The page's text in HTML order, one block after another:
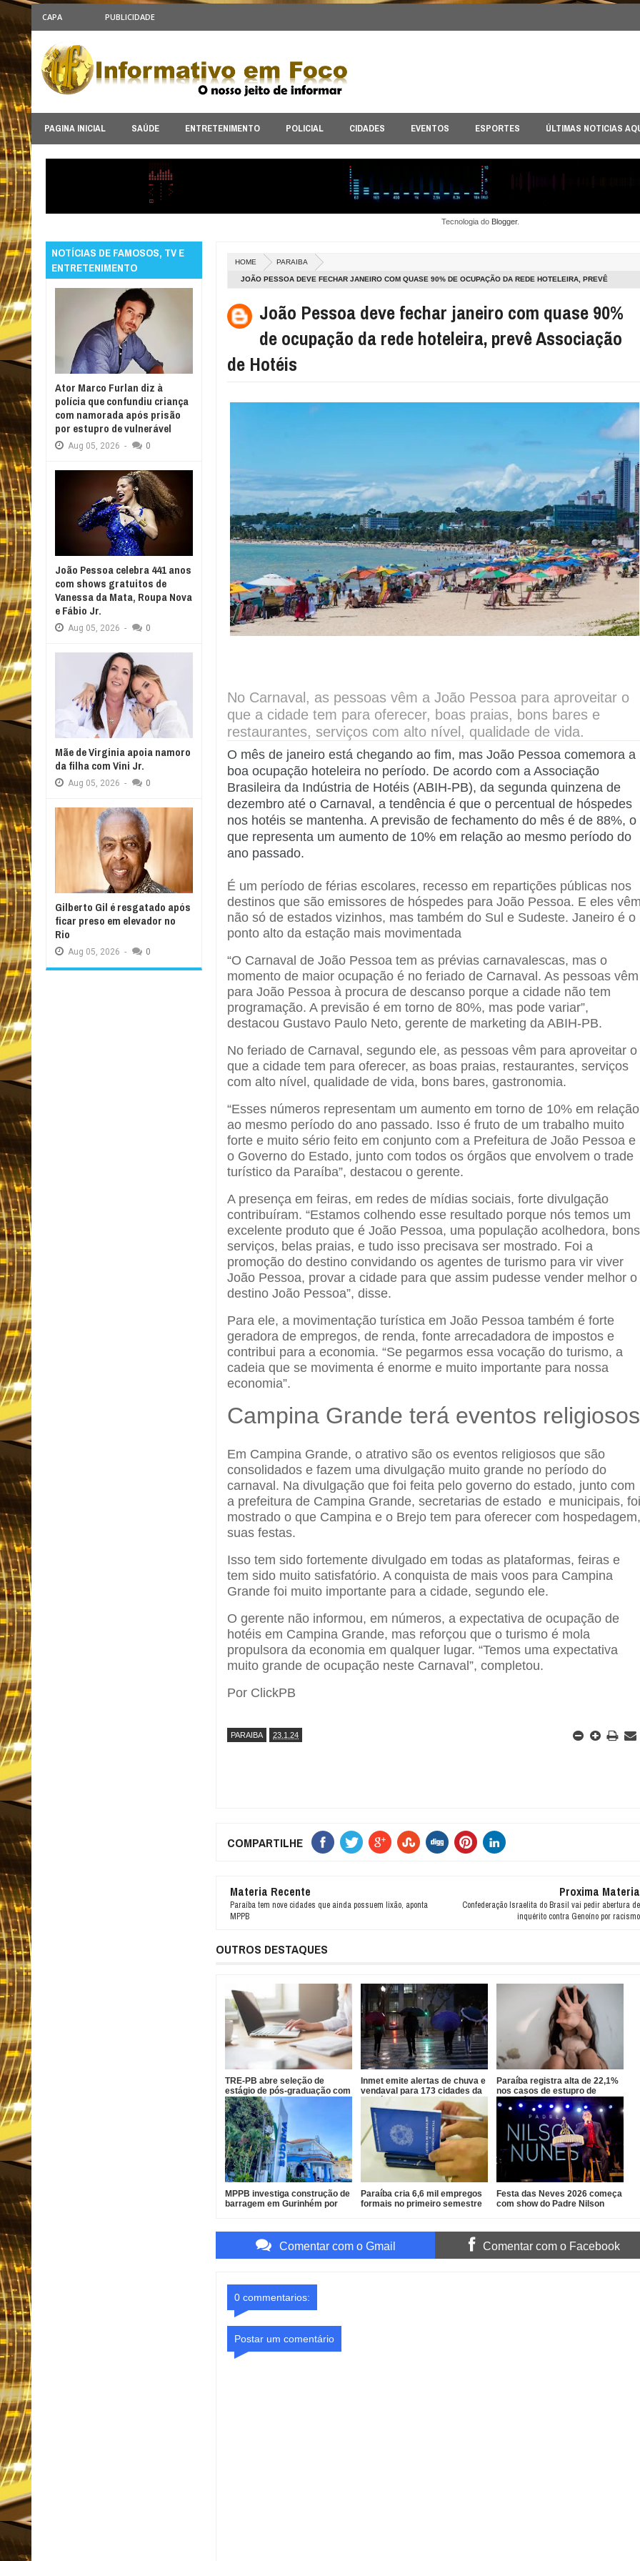
CAPA PUBLICIDADE
PAGINA INICIAL SAÚDE ENTRETENIMENTO POLICIAL CIDADES EVENTOS ESPORTES ÚLTIMAS NOTICIAS
Tecnologia do Blogger.
HOME PARAIBA
JOÃO PESSOA DEVE FECHAR JANEIRO COM QUASE 90% DE OCUPAÇÃO DA REDE HOTELEIRA, PREVÊ
João Pessoa deve fechar janeiro com quase 90%
de ocupação da rede hoteleira, prevê Associação
de Hotéis
No Carnaval, as pessoas vêm a João Pessoa para aproveitar o
que a cidade tem para oferecer, boas praias, bons bares e
restaurantes, serviços com alto nível, qualidade de vida.
O mês de janeiro está chegando ao fim, mas João Pessoa comemora a
boa ocupação hoteleira no período. De acordo com a Associação
Brasileira da Indústria de Hotéis (ABIH-PB), da segunda quinzena de
dezembro até o Carnaval, a tendência é que o percentual de hóspedes
nos hotéis se mantenha. A previsão de fechamento do mês é de 88%, o
que representa um aumento de 10% em relação ao mesmo período do
ano passado.
É um período de férias escolares, recesso em repartições públicas nos
destinos que são emissores de hóspedes para João Pessoa. E eles
não só de estados vizinhos, mas também do Sul e Sudeste. Janeiro é o
ponto alto da estação mais movimentada
“O Carnaval de João Pessoa tem as prévias carnavalescas, mas o
momento de maior ocupação é no feriado de Carnaval. As pessoas vêm
para João Pessoa à procura de descanso porque a cidade não tem
programação. A previsão é em torno de 80%, mas pode variar”,
destacou Gustavo Paulo Neto, gerente de marketing da ABIH-PB.
No feriado de Carnaval, segundo ele, as pessoas vêm para aproveitar o
que a cidade tem para oferecer, as boas praias, restaurantes, serviços
com alto nível, qualidade de vida, bons bares, gastronomia.
“Esses números representam um aumento em torno de 10% em relação
ao mesmo período do ano passado. Isso é fruto de um trabalho muito
forte e muito sério feito em conjunto com a Prefeitura de João Pessoa e
o Governo do Estado, junto com todos os órgãos que envolvem o trade
turístico da Paraíba”, destacou o gerente.
A presença em feiras, em redes de mídias sociais, forte divulgação
contribuíram. “Estamos colhendo esse resultado porque nós temos um
excelente produto que é João Pessoa, uma população acolhedora, bons
serviços, belas praias, e tudo isso precisava ser mostrado. Foi a
promoção do destino convidando os agentes de turismo para vir viver
João Pessoa, provar a cidade para que assim pudesse vender melhor o
destino João Pessoa”, disse.
Para ele, a movimentação turística em João Pessoa também é forte
geradora de empregos, de renda, fonte arrecadadora de impostos e
contribui para a economia. “Se pegarmos essa vocação do turismo, a
cadeia que se movimenta é enorme e muito importante para nossa
economia”.
Campina Grande terá eventos religiosos
Em Campina Grande, o atrativo são os eventos religiosos que são
consolidados e fazem uma divulgação muito grande no período do
carnaval. Na divulgação que foi feita pelo governo do estado, junto com
a prefeitura de Campina Grande, secretarias de estado e municipais,
mostrado o que Campina e o Brejo tem para oferecer com
suas festas.
Isso tem sido fortemente divulgado em todas as plataformas, feiras e
tem sido muito satisfatório. A conquista de mais voos para Campina
Grande foi muito importante para a cidade, segundo ele.
O gerente não informou, em números, a expectativa de ocupação de
hotéis em Campina Grande, mas reforçou que o turismo é mola
propulsora da economia em qualquer lugar. “Temos uma expectativa
muito grande de ocupação neste Carnaval”, completou.
Por ClickPB
PARAIBA 23.1.24
COMPARTILHE
Materia Recente
Paraíba tem nove cidades que ainda possuem lixão, aponta
MPPB
Proxima Materia
Confederação Israelita do Brasil vai pedir abertura de
inquérito contra Genoíno por racismo
OUTROS DESTAQUES
TRE-PB abre seleção de
estágio de pós-graduação com
bolsa de R$ 1,8 mil
Inmet emite alertas de chuva e
vendaval para 173 cidades da
Paraíba registra alta de 22,1%
nos casos de estupro de
vulnerável
MPPB investiga construção de
barragem em Gurinhém por
Paraíba cria 6,6 mil empregos
formais no primeiro semestre
Festa das Neves 2026 começa
com show do Padre Nilson
Comentar com o Gmail Comentar com o Facebook
0 commentarios:
Postar um comentário
NOTÍCIAS DE FAMOSOS, TV E
ENTRETENIMENTO
Ator Marco Furlan diz à
polícia que confundiu criança
com namorada após prisão
por estupro de vulnerável
Aug 05, 2026 - 0
João Pessoa celebra 441 anos
com shows gratuitos de
Vanessa da Mata, Roupa Nova
e Fábio Jr.
Aug 05, 2026 - 0
Mãe de Virginia apoia namoro
da filha com Vini Jr.
Aug 05, 2026 - 0
Gilberto Gil é resgatado após
ficar preso em elevador no
Rio
Aug 05, 2026 - 0